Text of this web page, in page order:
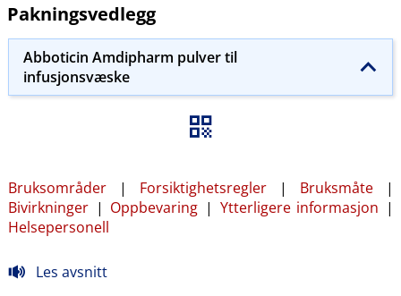
Pakningsvedlegg
Abboticin Amdipharm pulver til
infusjonsvæske
Bruksområder | Forsiktighetsregler | Bruksmåte |
Bivirkninger | Oppbevaring | Ytterligere informasjon |
Helsepersonell
Les avsnitt